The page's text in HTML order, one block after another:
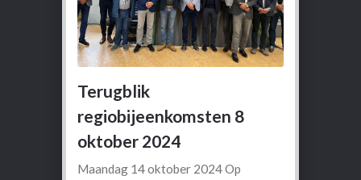
Terugblik
regiobijeenkomsten 8
oktober 2024
Maandag 14 oktober 2024 Op